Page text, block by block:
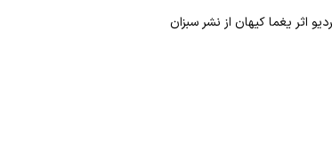
اثر یغما کیهان از نشر سبزان